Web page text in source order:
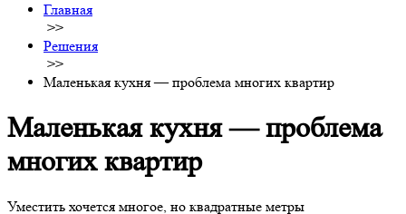
Главная
>>
Решения
>>
Маленькая кухня — проблема многих квартир
Маленькая кухня — проблема
многих квартир
Уместить хочется многое, но квадратные метры